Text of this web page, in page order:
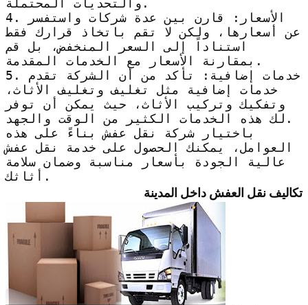
والتحديات المحتملة.
4. الأسعار: قارن بين عدة شركات واستفسر
عن أسعارها، ولكن لا تقم باتخاذ قرارك فقط
استناداً إلى السعر المنخفض، بل قم
بمقارنة الأسعار مع الخدمات المقدمة.
5. خدمات إضافية: تأكد من أن الشركة تقدم
خدمات إضافية مثل تغليف وتغليف الأثاث،
وتفكيك وتركيب الأثاث، حيث يمكن أن توفر
لك هذه الخدمات الكثير من الوقت والجهد.
باختيار شركة نقل عفش بناءً على هذه
العوامل، يمكنك الحصول على خدمة نقل عفش
عالية الجودة بأسعار مناسبة وضمان سلامة
أثاثك.
تكاليف نقل العفش داخل المدينة